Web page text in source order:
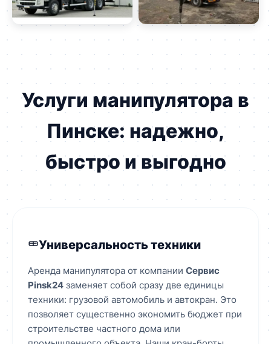
Услуги манипулятора в
Пинске: надежно,
быстро и выгодно
Универсальность техники
Аренда манипулятора от компании Сервис
Pinsk24 заменяет собой сразу две единицы
техники: грузовой автомобиль и автокран. Это
позволяет существенно экономить бюджет при
строительстве частного дома или